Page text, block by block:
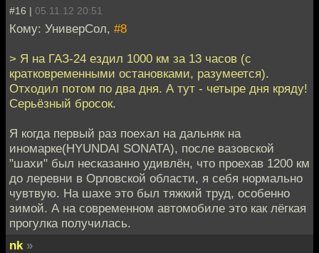
#16 | 05.11.12 20:51
Кому: УниверСол, #8
> Я на ГАЗ-24 ездил 1000 км за 13 часов (с
кратковременными остановками, разумеется).
Отходил потом по два дня. А тут - четыре дня кряду!
Серьёзный бросок.
Я когда первый раз поехал на дальняк на
иномарке(HYUNDAI SONATA), после вазовской
"шахи" был несказанно удивлён, что проехав 1200 км
до леревни в Орловской области, я себя нормально
чувтвую. На шахе это был тяжкий труд, особенно
зимой. А на современном автомобиле это как лёгкая
прогулка получилась.
nk »